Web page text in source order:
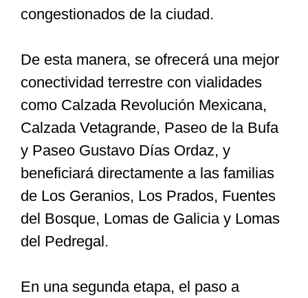
congestionados de la ciudad.
De esta manera, se ofrecerá una mejor
conectividad terrestre con vialidades
como Calzada Revolución Mexicana,
Calzada Vetagrande, Paseo de la Bufa
y Paseo Gustavo Días Ordaz, y
beneficiará directamente a las familias
de Los Geranios, Los Prados, Fuentes
del Bosque, Lomas de Galicia y Lomas
del Pedregal.
En una segunda etapa, el paso a